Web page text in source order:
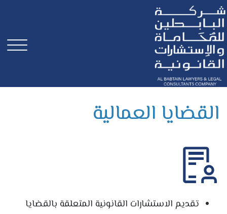
القضايا العمالية
تقديم الاستشارات القانونية المتعلقة بالقضايا